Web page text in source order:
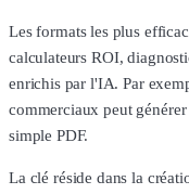
Les formats les plus
calculateurs ROI,
enrichis par l'IA. Par
commerciaux peut
simple PDF.
La clé réside dans la